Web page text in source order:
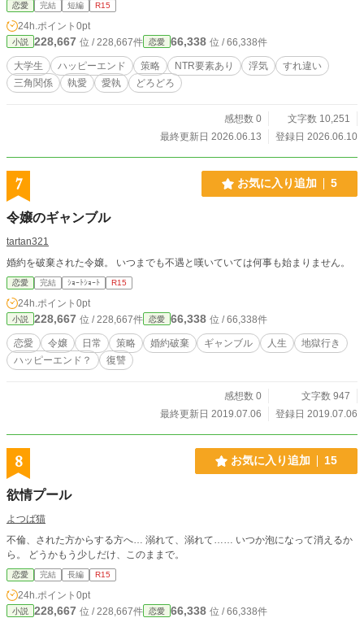
恋愛 完結 短編 R15
24h.ポイント 0pt
小説 228,667 位 / 228,667件 恋愛 66,338 位 / 66,338件
大学生 ハッピーエンド 策略 NTR要素あり 浮気
すれ違い
三角関係
執愛 愛執 どろどろ
感想数 0
文字数 10,251
最終更新日 2026.06.13
登録日 2026.06.10
7 お気に入り追加 5
令嬢のギャンブル
tartan321
婚約を破棄された令嬢。 いつまでも不遇と嘆いていては何事も始まりません。
恋愛 完結 ｼｮｰﾄｼｮｰﾄ R15
24h.ポイント 0pt
小説 228,667 位 / 228,667件 恋愛 66,338 位 / 66,338件
恋愛 令嬢 日常 策略 婚約破棄 ギャンブル 人生
地獄行き
ハッピーエンド？
復讐
感想数 0
文字数 947
最終更新日 2019.07.06
登録日 2019.07.06
8 お気に入り追加 15
欲情プール
よつば猫
不倫、された方からする方へ… 溺れて、溺れて…… いつか泡になって消えるか
ら。 どうかもう少しだけ、このままで。
恋愛 完結 長編 R15
24h.ポイント 0pt
小説 228,667 位 / 228,667件 恋愛 66,338 位 / 66,338件